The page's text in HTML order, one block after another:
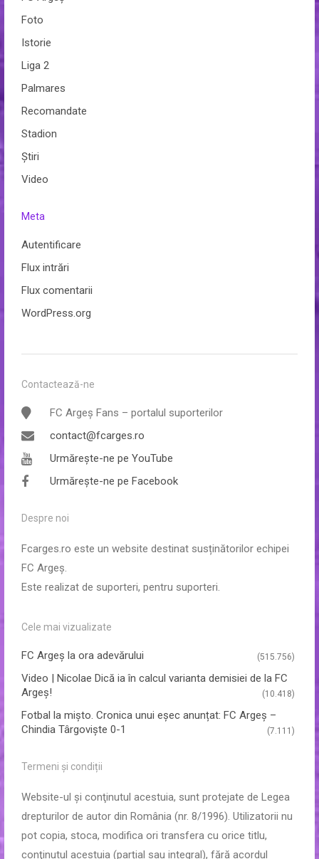
Foto
Istorie
Liga 2
Palmares
Recomandate
Stadion
Ştiri
Video
Meta
Autentificare
Flux intrări
Flux comentarii
WordPress.org
Contactează-ne
FC Argeș Fans – portalul suporterilor
contact@fcarges.ro
Urmărește-ne pe YouTube
Urmărește-ne pe Facebook
Despre noi
Fcarges.ro este un website destinat susținătorilor echipei
FC Argeș.
Este realizat de suporteri, pentru suporteri.
Cele mai vizualizate
FC Argeş la ora adevărului (515.756)
Video | Nicolae Dică ia în calcul varianta demisiei de la FC
Argeș!
(10.418)
Fotbal la mișto. Cronica unui eșec anunțat: FC Argeș –
Chindia Târgoviște 0-1
(7.111)
Termeni și condiții
Website-ul şi conţinutul acestuia, sunt protejate de Legea
drepturilor de autor din România (nr. 8/1996). Utilizatorii nu
pot copia, stoca, modifica ori transfera cu orice titlu,
conţinutul acestuia (parțial sau integral), fără acordul